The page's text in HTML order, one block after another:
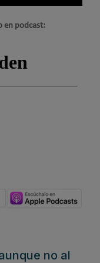
en podcast:
no al